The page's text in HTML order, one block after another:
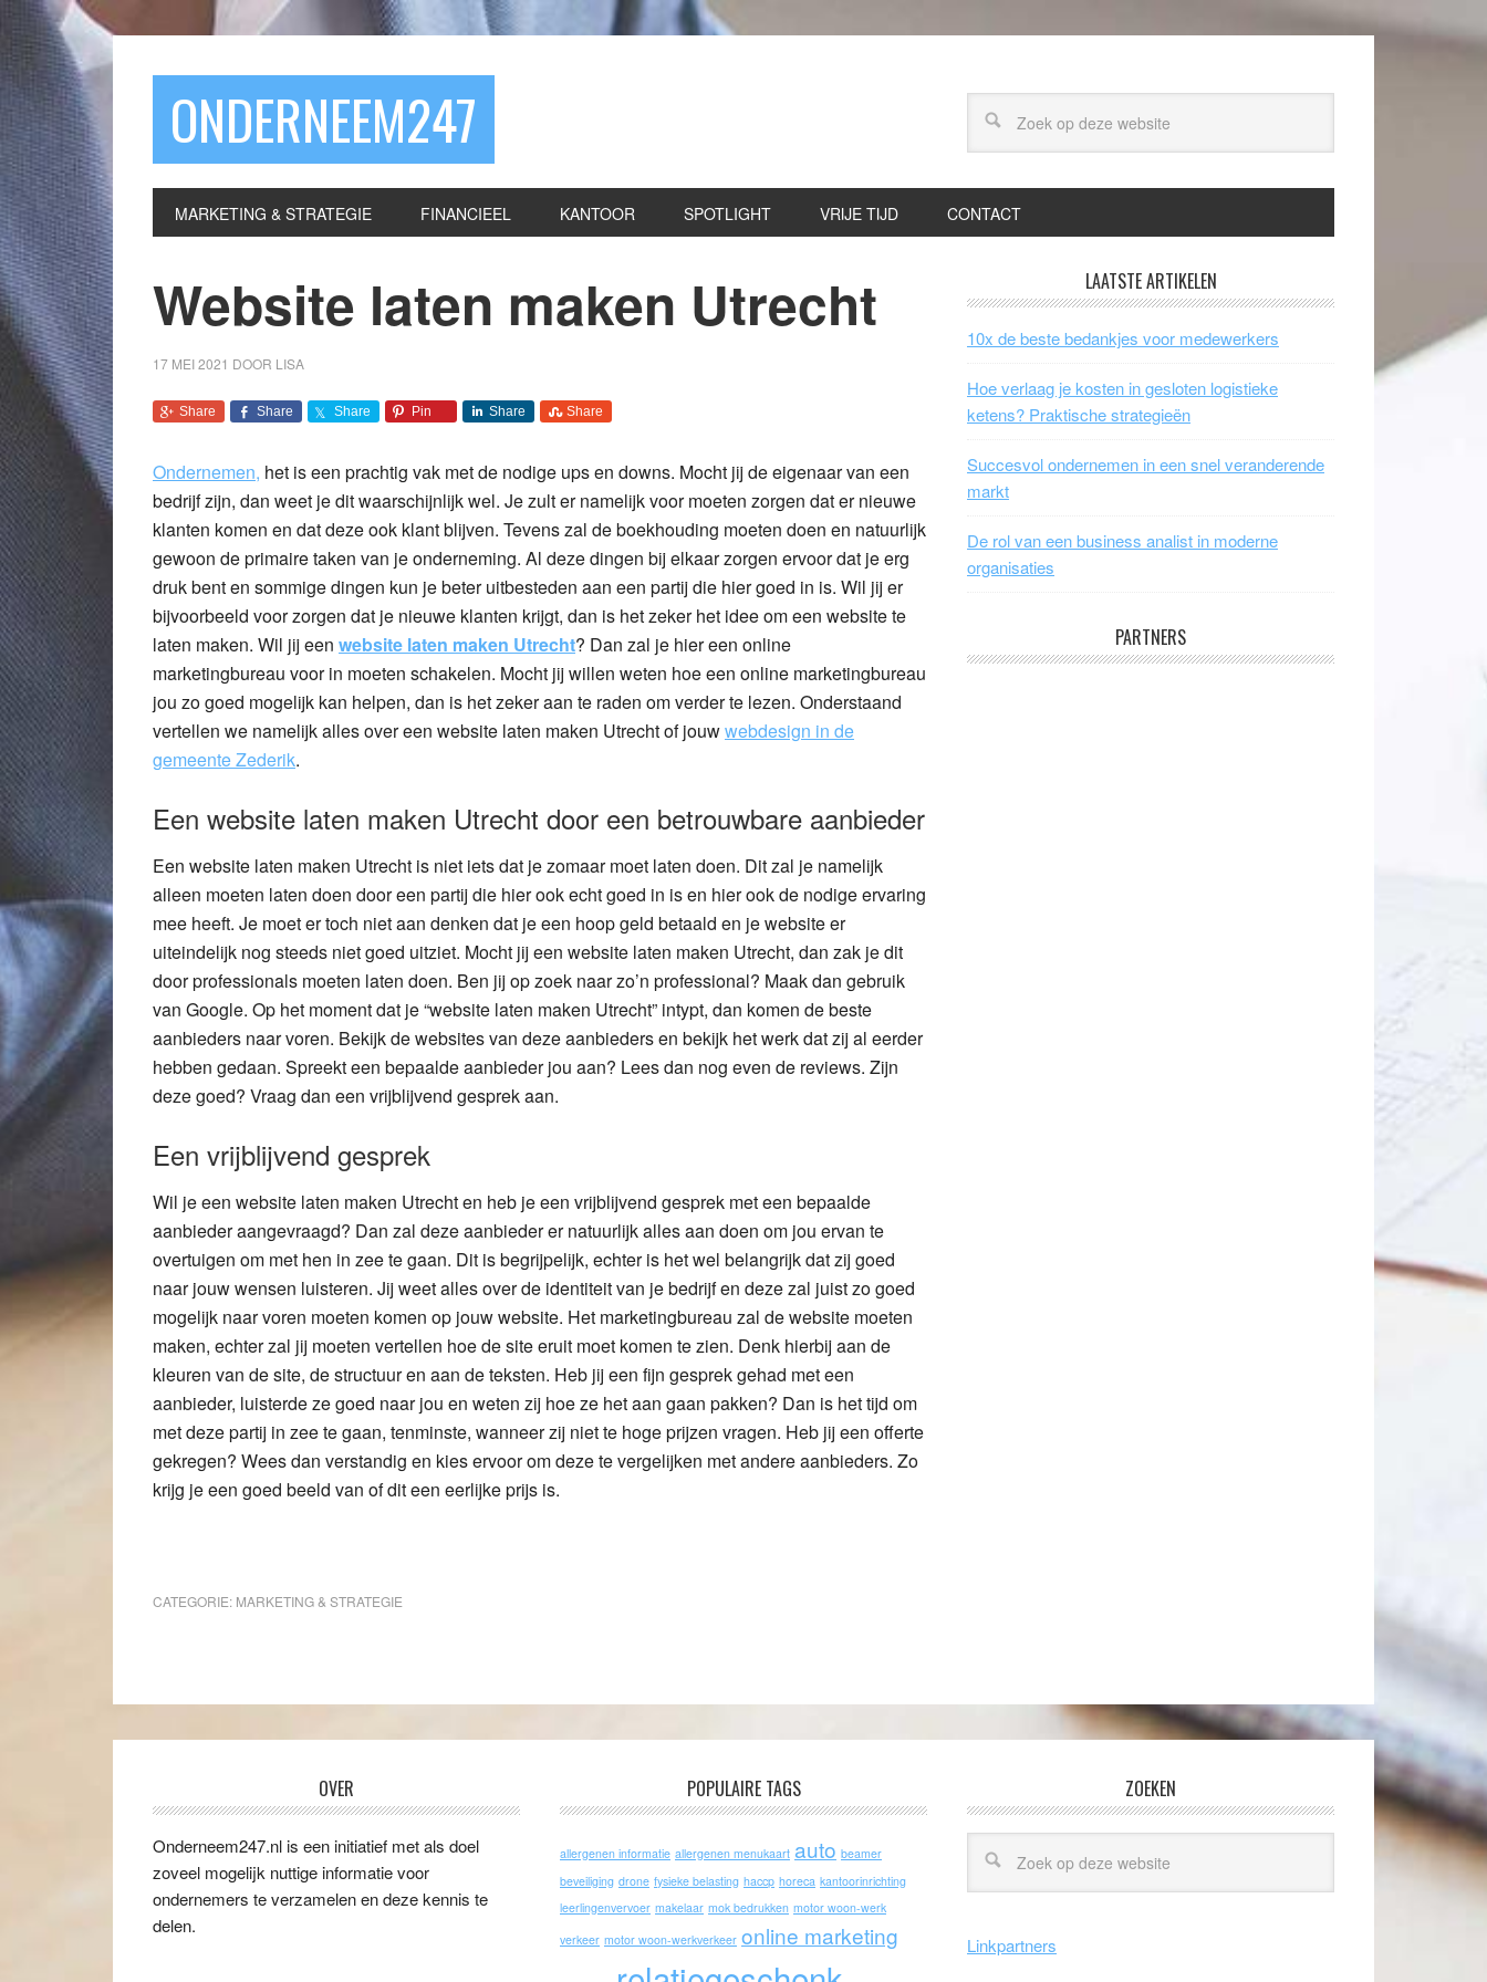
ONDERNEEM247
MARKETING & STRATEGIE FINANCIEEL KANTOOR SPOTLIGHT VRIJE TIJD CONTACT
Website laten maken Utrecht
17 MEI 2021 DOOR LISA
Share Share Share Pin Share Share
Ondernemen, het is een prachtig vak met de nodige ups en downs. Mocht jij de eigenaar van een
bedrijf zijn, dan weet je dit waarschijnlijk wel. Je zult er namelijk voor moeten zorgen dat er nieuwe
klanten komen en dat deze ook klant blijven. Tevens zal de boekhouding moeten doen en natuurlijk
gewoon de primaire taken van je onderneming. Al deze dingen bij elkaar zorgen ervoor dat je erg
druk bent en sommige dingen kun je beter uitbesteden aan een partij die hier goed in is. Wil jij er
bijvoorbeeld voor zorgen dat je nieuwe klanten krijgt, dan is het zeker het idee om een website te
laten maken. Wil jij een website laten maken Utrecht? Dan zal je hier een online
marketingbureau voor in moeten schakelen. Mocht jij willen weten hoe een online marketingbureau
jou zo goed mogelijk kan helpen, dan is het zeker aan te raden om verder te lezen. Onderstaand
vertellen we namelijk alles over een website laten maken Utrecht of jouwwebdesign in de
gemeente Zederik.
Een website laten maken Utrecht door een betrouwbare aanbieder
Een website laten maken Utrecht is niet iets dat je zomaar moet laten doen. Dit zal je namelijk
alleen moeten laten doen door een partij die hier ook echt goed in is en hier ook de nodige ervaring
mee heeft. Je moet er toch niet aan denken dat je een hoop geld betaald en je website er
uiteindelijk nog steeds niet goed uitziet. Mocht jij een website laten maken Utrecht, dan zak je dit
door professionals moeten laten doen. Ben jij op zoek naar zo’n professional? Maak dan gebruik
van Google. Op het moment dat je “website laten maken Utrecht” intypt, dan komen de beste
aanbieders naar voren. Bekijk de websites van deze aanbieders en bekijk het werk dat zij al eerder
hebben gedaan. Spreekt een bepaalde aanbieder jou aan? Lees dan nog even de reviews. Zijn
deze goed? Vraag dan een vrijblijvend gesprek aan.
Een vrijblijvend gesprek
Wil je een website laten maken Utrecht en heb je een vrijblijvend gesprek met een bepaalde
aanbieder aangevraagd? Dan zal deze aanbieder er natuurlijk alles aan doen om jou ervan te
overtuigen om met hen in zee te gaan. Dit is begrijpelijk, echter is het wel belangrijk dat zij goed
naar jouw wensen luisteren. Jij weet alles over de identiteit van je bedrijf en deze zal juist zo goed
mogelijk naar voren moeten komen op jouw website. Het marketingbureau zal de website moeten
maken, echter zal jij moeten vertellen hoe de site eruit moet komen te zien. Denk hierbij aan de
kleuren van de site, de structuur en aan de teksten. Heb jij een fijn gesprek gehad met een
aanbieder, luisterde ze goed naar jou en weten zij hoe ze het aan gaan pakken? Dan is het tijd om
met deze partij in zee te gaan, tenminste, wanneer zij niet te hoge prijzen vragen. Heb jij een offerte
gekregen? Wees dan verstandig en kies ervoor om deze te vergelijken met andere aanbieders. Zo
krijg je een goed beeld van of dit een eerlijke prijs is.
CATEGORIE: MARKETING & STRATEGIE
LAATSTE ARTIKELEN
10x de beste bedankjes voor medewerkers
Hoe verlaag je kosten in gesloten logistieke
ketens? Praktische strategieën
Succesvol ondernemen in een snel veranderende
markt
De rol van een business analist in moderne
organisaties
PARTNERS
OVER
Onderneem247.nl is een initiatief met als doel
zoveel mogelijk nuttige informatie voor
ondernemers te verzamelen en deze kennis te
delen.
POPULAIRE TAGS
allergenen informatie allergenen menukaart auto beamer
beveiliging drone fysieke belasting haccp horeca kantoorinrichting
leerlingenvervoer makelaar mok bedrukken motor woon-werk
verkeer motor woon-werkverkeer online marketing
ZOEKEN
Linkpartners